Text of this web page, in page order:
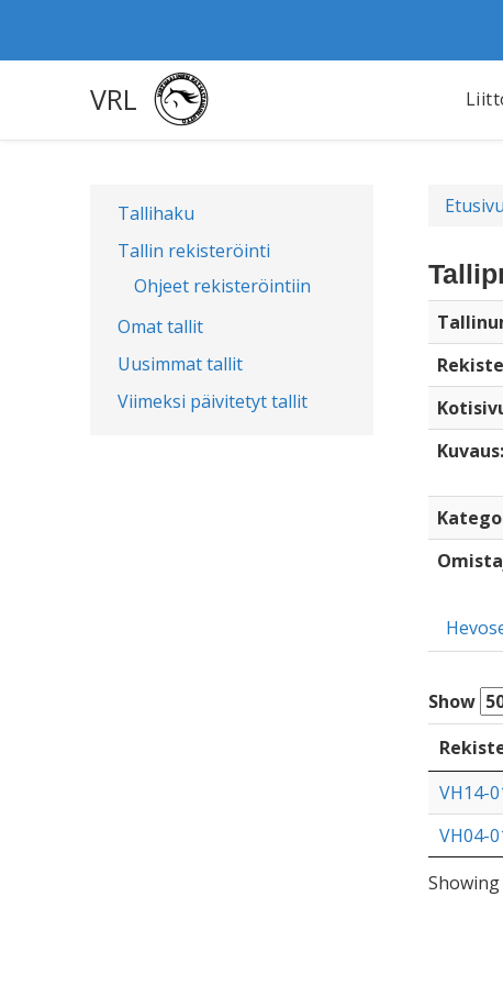
VRL
Tallihaku
Tallin rekisteröinti
Ohjeet rekisteröintiin
Omat tallit
Uusimmat tallit
Viimeksi päivitetyt tallit
Etusivu
Kuvaus:
Show
VH14-
VH04-